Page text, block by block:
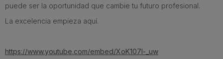
puede ser la oportunidad que cambie tu futuro profesional.
La excelencia empieza aquí.
https://www.youtube.com/embed/XoK107l-_uw